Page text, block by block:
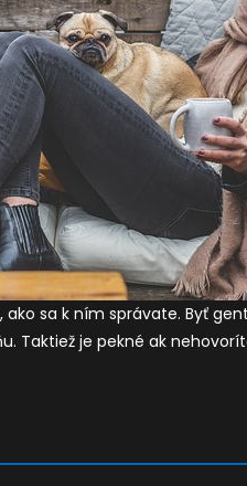
ako sa k ním správate. Byť
Taktiež je pekné ak